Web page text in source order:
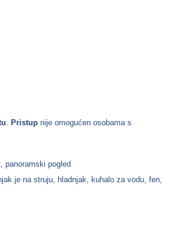
Pristup nije omogućen osobama s
panoramski pogled
je na struju, hladnjak, kuhalo za vodu, fen,